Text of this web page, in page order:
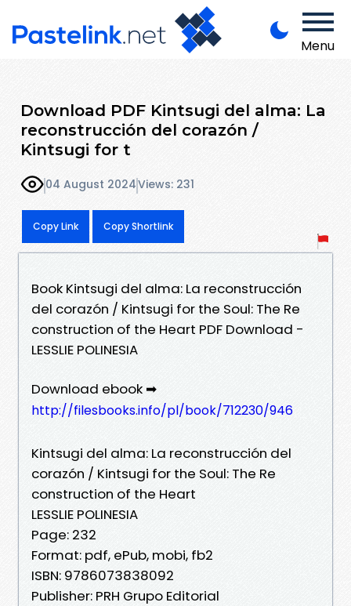
Menu
Download PDF Kintsugi del alma: La
reconstrucción del corazón /
Kintsugi for t
04 August 2024Views: 231
Copy Link Copy Shortlink
Book Kintsugi del alma: La reconstrucción
del corazón / Kintsugi for the Soul: The Re
construction of the Heart PDF Download -
LESSLIE POLINESIA
Download ebook ➡
http://filesbooks.info/pl/book/712230/946
Kintsugi del alma: La reconstrucción del
corazón / Kintsugi for the Soul: The Re
construction of the Heart
LESSLIE POLINESIA
Page: 232
Format: pdf, ePub, mobi, fb2
ISBN: 9786073838092
Publisher: PRH Grupo Editorial